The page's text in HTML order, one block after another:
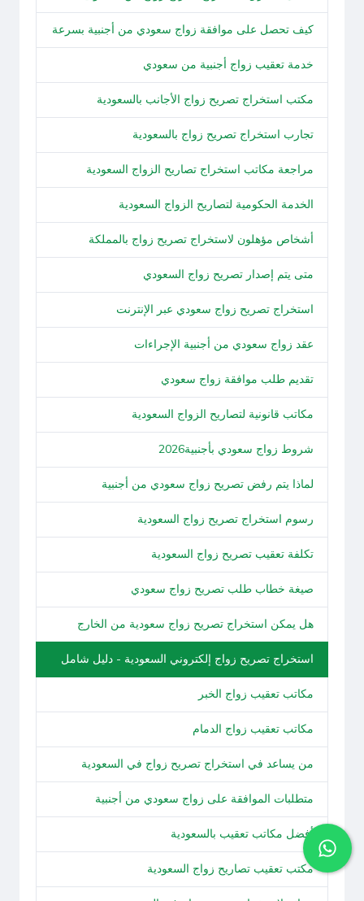
كيف تحصل على موافقة زواج سعودي من أجنبية بسرعة
خدمة تعقيب زواج أجنبية من سعودي
مكتب استخراج تصريح زواج الأجانب بالسعودية
تجارب استخراج تصريح زواج بالسعودية
مراجعة مكاتب استخراج تصاريح الزواج السعودية
الخدمة الحكومية لتصاريح الزواج السعودية
أشخاص مؤهلون لاستخراج تصريح زواج بالمملكة
متى يتم إصدار تصريح زواج السعودي
استخراج تصريح زواج سعودي عبر الإنترنت
عقد زواج سعودي من أجنبية الإجراءات
تقديم طلب موافقة زواج سعودي
مكاتب قانونية لتصاريح الزواج السعودية
شروط زواج سعودي بأجنبية2026
لماذا يتم رفض تصريح زواج سعودي من أجنبية
رسوم استخراج تصريح زواج السعودية
تكلفة تعقيب تصريح زواج السعودية
صيغة خطاب طلب تصريح زواج سعودي
هل يمكن استخراج تصريح زواج سعودية من الخارج
استخراج تصريح زواج إلكتروني السعودية - دليل شامل
مكاتب تعقيب زواج الخبر
مكاتب تعقيب زواج الدمام
من يساعد في استخراج تصريح زواج في السعودية
متطلبات الموافقة على زواج سعودي من أجنبية
أفضل مكاتب تعقيب بالسعودية
مكتب تعقيب تصاريح زواج السعودية